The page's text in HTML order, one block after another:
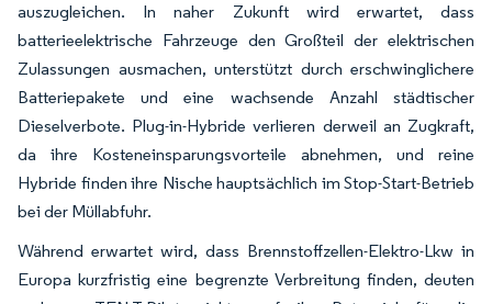
auszugleichen. In naher Zukunft wird erwartet, dass
batterieelektrische Fahrzeuge den Großteil der elektrischen
Zulassungen ausmachen, unterstützt durch erschwinglichere
Batteriepakete und eine wachsende Anzahl städtischer
Dieselverbote. Plug-in-Hybride verlieren derweil an Zugkraft,
da ihre Kosteneinsparungsvorteile abnehmen, und reine
Hybride finden ihre Nische hauptsächlich im Stop-Start-Betrieb
bei der Müllabfuhr.
Während erwartet wird, dass Brennstoffzellen-Elektro-Lkw in
Europa kurzfristig eine begrenzte Verbreitung finden, deuten